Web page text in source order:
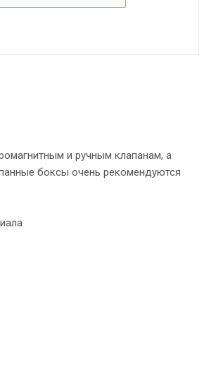
и ручным клапанам, а
боксы очень рекомендуются